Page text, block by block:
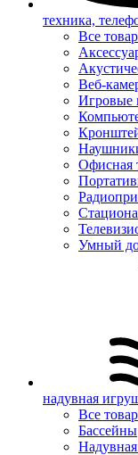
техника,
Все
Веб-
Игровые
Офисная
Умный
надувная
Все
Бассейны